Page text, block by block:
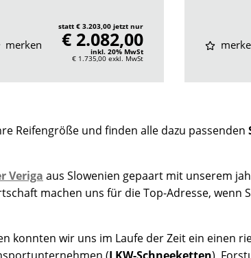
merken
statt € 3.203,00 jetzt nur
€ 2.082,00
inkl. 20% MwSt
€ 1.735,00 exkl. MwSt
Reifengröße und finden alle dazu passenden
Veriga aus Slowenien gepaart mit unserem
machen uns für die Top-Adresse, wenn
konnten wir uns im Laufe der Zeit ein einen